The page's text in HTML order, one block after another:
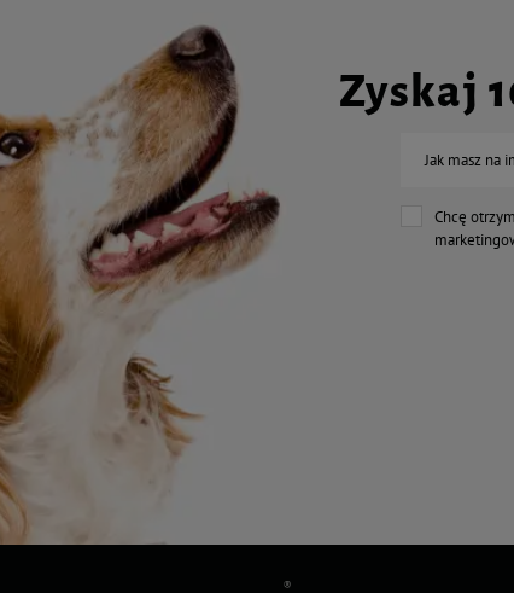
Zyskaj
Jak masz na
Chcę